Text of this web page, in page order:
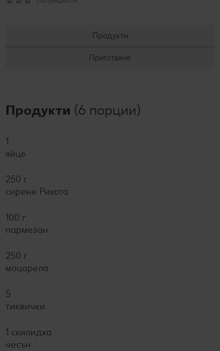
Продукти
Приготвяне
Продукти (6 порции)
1
яйце
250 г
сирене Рикота
100 г
пармезан
250 г
моцарела
5
тиквички
1 скилидка
чесън